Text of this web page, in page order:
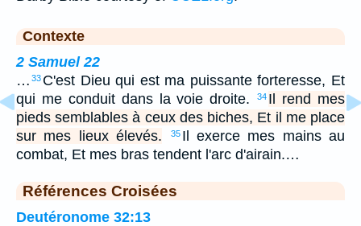
Contexte
2 Samuel 22
… 33 C'est Dieu qui est ma puissante forteresse, Et
qui me conduit dans la voie droite.
34 Il rend mes
pieds semblables à ceux des biches, Et il me place
sur mes lieux élevés.
35 Il exerce mes mains au
combat, Et mes bras tendent l'arc d'airain.…
Références Croisées
Deutéronome 32:13